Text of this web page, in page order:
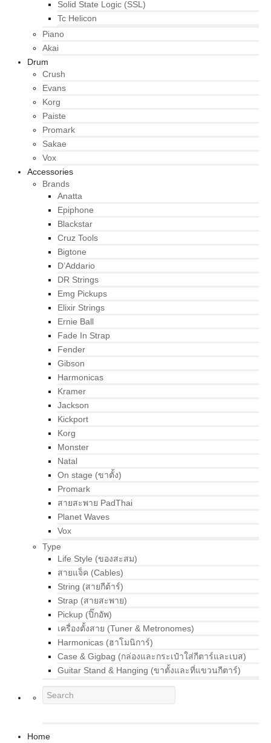
Solid State Logic (SSL)
Tc Helicon
Piano
Akai
Drum
Crush
Evans
Korg
Paiste
Promark
Sakae
Vox
Accessories
Brands
Anatta
Epiphone
Blackstar
Cruz Tools
Bigtone
D’Addario
DR Strings
Emg Pickups
Elixir Strings
Ernie Ball
Fade In Strap
Fender
Gibson
Harmonicas
Kramer
Jackson
Kickport
Korg
Monster
Natal
On stage (ขาตั้ง)
Promark
สายสะพาย PadThai
Planet Waves
Vox
Type
Life Style (ของสะสม)
สายแจ็ค (Cables)
String (สายกีต้าร์)
Strap (สายสะพาย)
Pickup (ปิ๊กอัพ)
เครื่องตั้งสาย (Tuner & Metronomes)
Harmonicas (ฮาโมนิการ์)
Case & Gigbag (กล่องและกระเป๋าใส่กีตาร์และเบส)
Guitar Stand & Hanging (ขาตั้งและที่แขวนกีตาร์)
Home